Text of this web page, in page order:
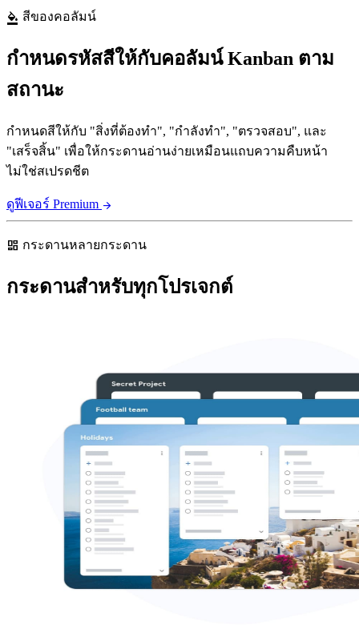
format_color_fill สีของคอลัมน์
กำหนดรหัสสีให้กับคอลัมน์ Kanban ตาม
สถานะ
กำหนดสีให้กับ "สิ่งที่ต้องทำ", "กำลังทำ", "ตรวจสอบ", และ
"เสร็จสิ้น" เพื่อให้กระดานอ่านง่ายเหมือนแถบความคืบหน้า
ไม่ใช่สเปรดชีต
ดูฟีเจอร์ Premium arrow_forward
dashboard กระดานหลายกระดาน
กระดานสำหรับทุกโปรเจกต์